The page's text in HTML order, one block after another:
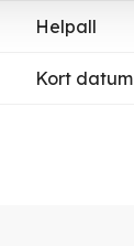
Helpall
Kort datum